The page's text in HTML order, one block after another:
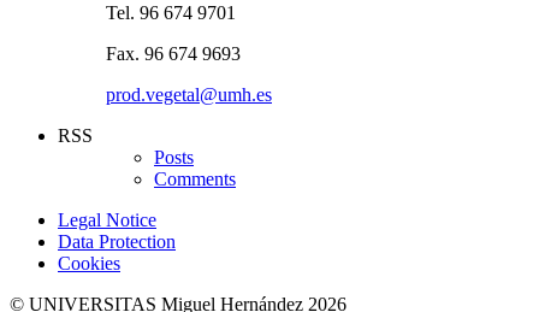
Tel. 96 674 9701
Fax. 96 674 9693
prod.vegetal@umh.es
RSS
Posts
Comments
Legal Notice
Data Protection
Cookies
© UNIVERSITAS Miguel Hernández 2026